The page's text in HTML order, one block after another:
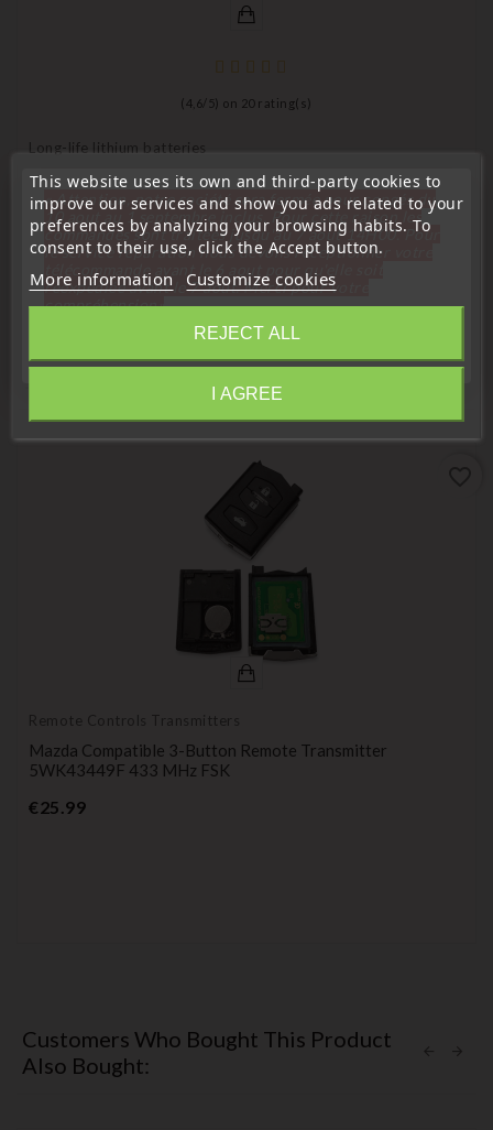
( 4,6/ 5) on 20rating(s)
Long-life lithium batteries
Maxell CR2016 Lithium Battery For Remote Control,
Electronic Key
€0.98Price
16 Other Products In The Same Category:
Remote Controls Transmitters
Mazda Compatible 3-Button Remote Transmitter
5WK43449F 433 MHz FSK
€25.99Price
Customers Who Bought This Product
Also Bought:
This website uses its own and third-party cookies to
improve our services and show you ads related to your
preferences by analyzing your browsing habits. To
consent to their use, click the Accept button.
More information Customize cookies
REJECT ALL
I AGREE
« Attention, notre société sera fermée pour congés du
10 aout au 1 septembre inclus. Pour cette raison les
commandes sont traitées jusqu'au 7 aout 14H00. Pour
le service réparation nous devons réceptionner votre
télécommande avant le 6 aout pour qu'elle soit
réexpédiée avant le 7 aout. Merci pour votre
compréhension»
Close
Information